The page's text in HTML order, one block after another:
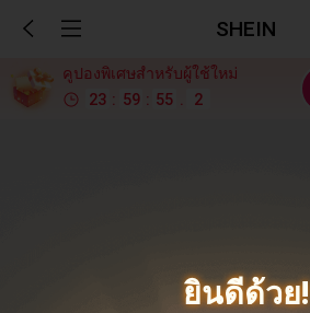
SHEIN
คูปองพิเศษสำหรับผู้ใช้ใหม่
23 : 59 : 55 1
ยินดีด้วย!